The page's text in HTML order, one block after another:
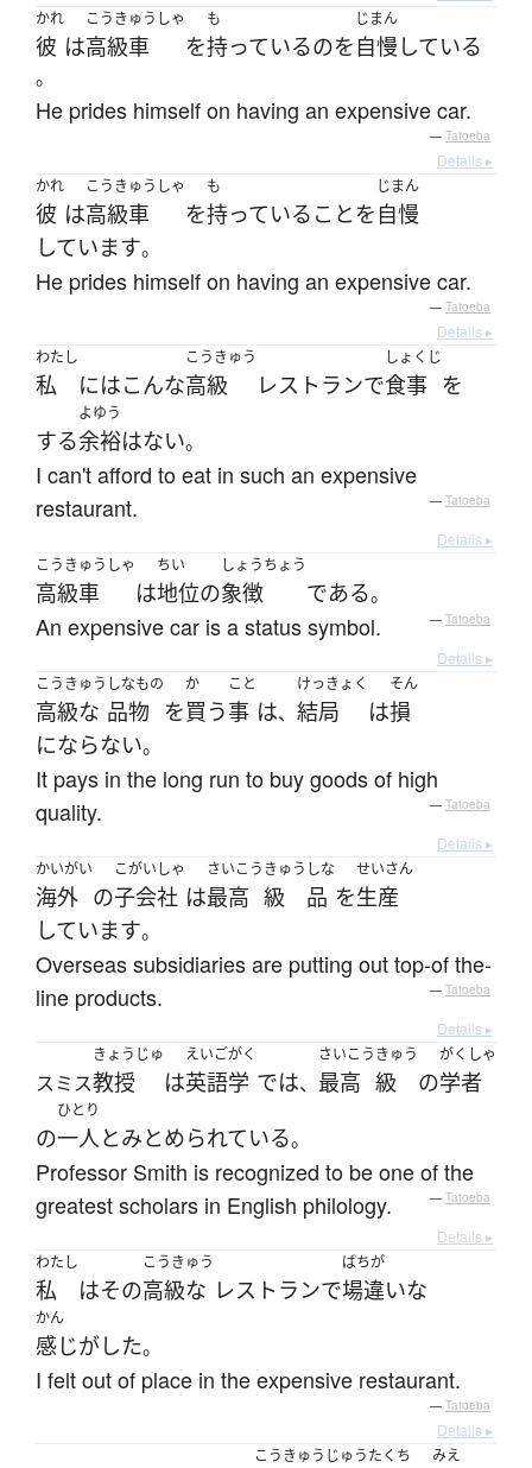
かれ
彼 は
こうきゅうしゃ
高級車 を
も
持っているのを
じまん
自慢 している
。
He prides himself on having an expensive car.
— Tatoeba
Details ▸
かれ
彼 は
こうきゅうしゃ
高級車 を
も
持っている ことを
じまん
自慢
しています。
He prides himself on having an expensive car.
— Tatoeba
Details ▸
わたし
私 にはこんな
こうきゅう
高級 レストランで
しょくじ
食事 を
する
よゆう
余裕はない。
I can't afford to eat in such an expensive
restaurant.
— Tatoeba
Details ▸
こうきゅうしゃ
高級車 は
ちい
地位の
しょうちょう
象徴 である。
An expensive car is a status symbol. — Tatoeba
Details ▸
こうきゅう
高級な
しなもの
品物 を
か
買う
こと
事 は、
けっきょく
結局 は
そん
損
にならない。
It pays in the long run to buy goods of high
quality.
— Tatoeba
Details ▸
かいがい
海外 の
こがいしゃ
子会社 は
さいこう
最高
きゅう
級
しな
品 を
せいさん
生産
しています。
Overseas subsidiaries are putting out top-of the-
line products.
— Tatoeba
Details ▸
スミス
きょうじゅ
教授 は
えいごがく
英語学 では、
さいこう
最高
きゅう
級 の
がくしゃ
学者
の
ひとり
一人とみとめられている。
Professor Smith is recognized to be one of the
greatest scholars in English philology.
— Tatoeba
Details ▸
わたし
私 はその
こうきゅう
高級な レストランで
ばちが
場違いな
かん
感じがした。
I felt out of place in the expensive restaurant.
— Tatoeba
Details ▸
こうきゅうじゅうたくち みえ